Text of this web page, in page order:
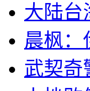
大陆台
晨枫：
武契奇